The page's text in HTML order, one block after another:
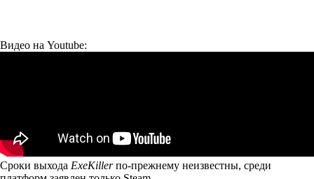
Видео на Youtube:
Сроки выхода ExeKillerпо-прежнему неизвестны, среди